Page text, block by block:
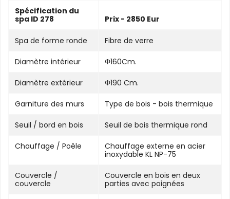
Spécification du
spa ID 278
Prix - 2850 Eur
Spa de forme ronde Fibre de verre
Diamètre intérieur Φ160Cm.
Diamètre extérieur Φ190 Cm.
Garniture des murs Type de bois - bois thermique
Seuil / bord en bois Seuil de bois thermique rond
Chauffage / Poêle
Chauffage externe en acier
inoxydable KL NP-75
Couvercle /
couvercle
Couvercle en bois en deux
parties avec poignées